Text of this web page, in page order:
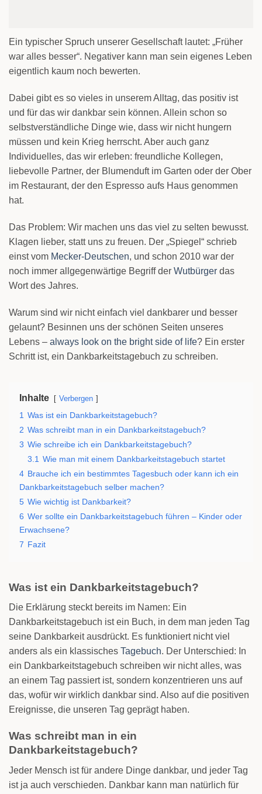
Ein typischer Spruch unserer Gesellschaft lautet: „Früher
war alles besser“. Negativer kann man sein eigenes Leben
eigentlich kaum noch bewerten.
Dabei gibt es so vieles in unserem Alltag, das positiv ist
und für das wir dankbar sein können. Allein schon so
selbstverständliche Dinge wie, dass wir nicht hungern
müssen und kein Krieg herrscht. Aber auch ganz
Individuelles, das wir erleben: freundliche Kollegen,
liebevolle Partner, der Blumenduft im Garten oder der Ober
im Restaurant, der den Espresso aufs Haus genommen
hat.
Das Problem: Wir machen uns das viel zu selten bewusst.
Klagen lieber, statt uns zu freuen. Der „Spiegel“ schrieb
einst vom Mecker-Deutschen, und schon 2010 war der
noch immer allgegenwärtige Begriff der Wutbürger das
Wort des Jahres.
Warum sind wir nicht einfach viel dankbarer und besser
gelaunt? Besinnen uns der schönen Seiten unseres
Lebens – always look on the bright side of life? Ein erster
Schritt ist, ein Dankbarkeitstagebuch zu schreiben.
Inhalte Verbergen
1 Was ist ein Dankbarkeitstagebuch?
2 Was schreibt man in ein Dankbarkeitstagebuch?
3 Wie schreibe ich ein Dankbarkeitstagebuch?
3.1 Wie man mit einem Dankbarkeitstagebuch startet
4 Brauche ich ein bestimmtes Tagesbuch oder kann ich ein
Dankbarkeitstagebuch selber machen?
5 Wie wichtig ist Dankbarkeit?
6 Wer sollte ein Dankbarkeitstagebuch führen – Kinder oder
Erwachsene?
7 Fazit
Was ist ein Dankbarkeitstagebuch?
Die Erklärung steckt bereits im Namen: Ein
Dankbarkeitstagebuch ist ein Buch, in dem man jeden Tag
seine Dankbarkeit ausdrückt. Es funktioniert nicht viel
anders als ein klassisches Tagebuch. Der Unterschied: In
ein Dankbarkeitstagebuch schreiben wir nicht alles, was
an einem Tag passiert ist, sondern konzentrieren uns auf
das, wofür wir wirklich dankbar sind. Also auf die positiven
Ereignisse, die unseren Tag geprägt haben.
Was schreibt man in ein
Dankbarkeitstagebuch?
Jeder Mensch ist für andere Dinge dankbar, und jeder Tag
ist ja auch verschieden. Dankbar kann man natürlich für